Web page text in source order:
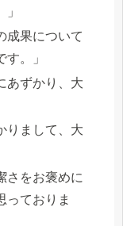
成果について
。」
あずかり、大
りまして、大
さをお褒めに
っておりま